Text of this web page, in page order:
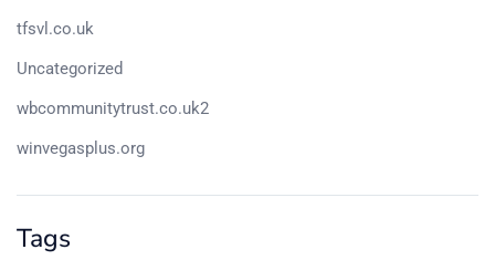
tfsvl.co.uk
Uncategorized
wbcommunitytrust.co.uk2
winvegasplus.org
Tags